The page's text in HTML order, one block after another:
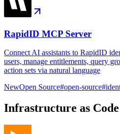
RapidID MCP Server
Connect AI assistants to RapidID
users, manage entitlements, query
action sets via natural language
NewOpen Source#open-source#
Infrastructure as Code